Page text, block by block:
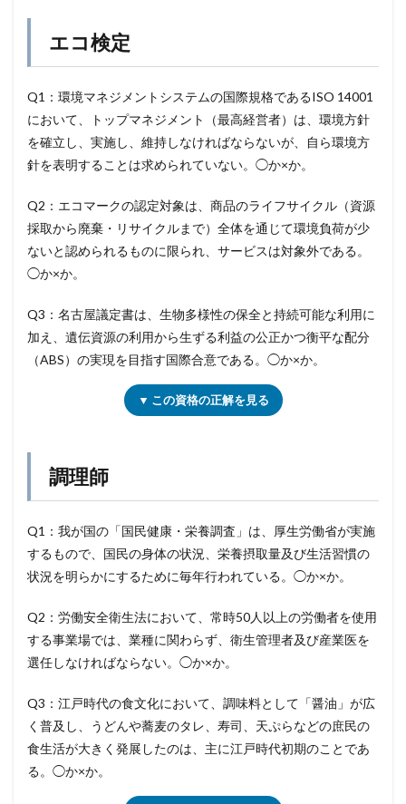
エコ検定
Q1：環境マネジメントシステムの国際規格であるISO 14001
において、トップマネジメント（最高経営者）は、環境方針
を確立し、実施し、維持しなければならないが、自ら環境方
針を表明することは求められていない。◯か×か。
Q2：エコマークの認定対象は、商品のライフサイクル（資源
採取から廃棄・リサイクルまで）全体を通じて環境負荷が少
ないと認められるものに限られ、サービスは対象外である。
◯か×か。
Q3：名古屋議定書は、生物多様性の保全と持続可能な利用に
加え、遺伝資源の利用から生ずる利益の公正かつ衡平な配分
（ABS）の実現を目指す国際合意である。◯か×か。
▼ この資格の正解を見る
調理師
Q1：我が国の「国民健康・栄養調査」は、厚生労働省が実施
するもので、国民の身体の状況、栄養摂取量及び生活習慣の
状況を明らかにするために毎年行われている。◯か×か。
Q2：労働安全衛生法において、常時50人以上の労働者を使用
する事業場では、業種に関わらず、衛生管理者及び産業医を
選任しなければならない。◯か×か。
Q3：江戸時代の食文化において、調味料として「醤油」が広
く普及し、うどんや蕎麦のタレ、寿司、天ぷらなどの庶民の
食生活が大きく発展したのは、主に江戸時代初期のことであ
る。◯か×か。